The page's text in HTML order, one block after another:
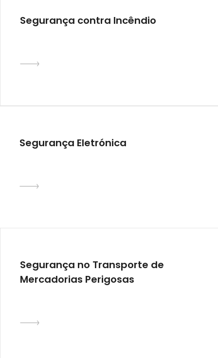
Segurança contra Incêndio
Segurança Eletrónica
Segurança no Transporte de
Mercadorias Perigosas